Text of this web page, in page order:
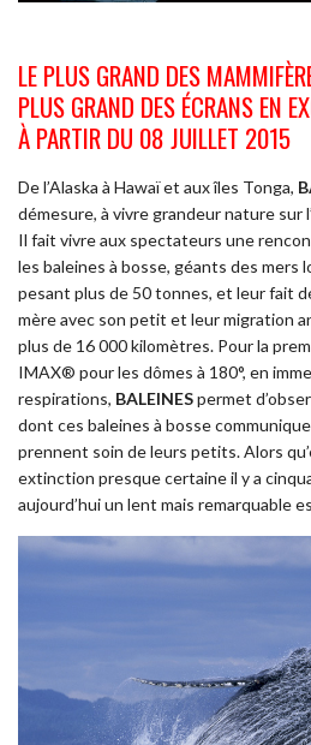
LE PLUS GRAND DES
PLUS GRAND DES ÉCRANS EN
À PARTIR DU 08 JUILLET 2015
De l’Alaska à Hawaï et aux îles Tonga,
démesure, à vivre grandeur nature sur
Il fait vivre aux spectateurs une
les baleines à bosse, géants des mers
pesant plus de 50 tonnes, et leur fait
mère avec son petit et leur migration
plus de 16 000 kilomètres. Pour la
IMAX® pour les dômes à 180°, en
respirations, BALEINESpermet
dont ces baleines à bosse
prennent soin de leurs petits. Alors
extinction presque certaine il y a
aujourd’hui un lent mais remarquable